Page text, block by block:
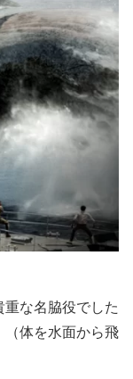
な名脇役でした
（体を水面から飛